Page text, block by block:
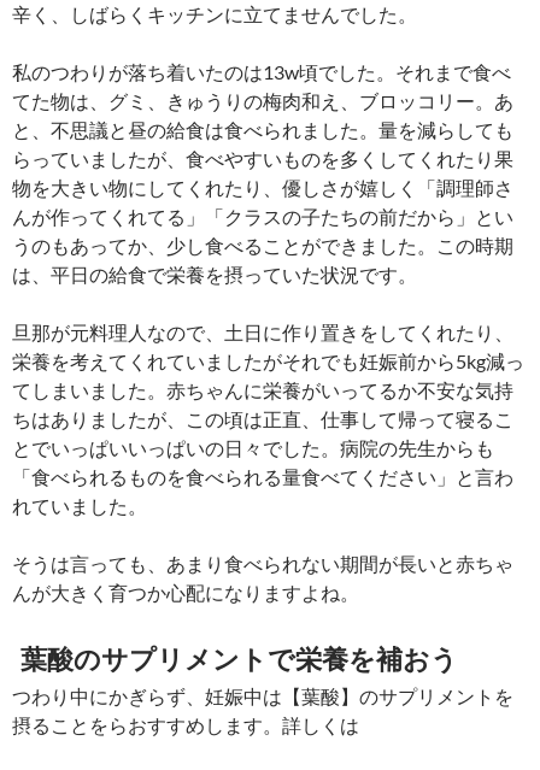
辛く、しばらくキッチンに立てませんでした。
私のつわりが落ち着いたのは13w頃でした。それまで食べ
てた物は、グミ、きゅうりの梅肉和え、ブロッコリー。あ
と、不思議と昼の給食は食べられました。量を減らしても
らっていましたが、食べやすいものを多くしてくれたり果
物を大きい物にしてくれたり、優しさが嬉しく「調理師さ
んが作ってくれてる」「クラスの子たちの前だから」とい
うのもあってか、少し食べることができました。この時期
は、平日の給食で栄養を摂っていた状況です。
旦那が元料理人なので、土日に作り置きをしてくれたり、
栄養を考えてくれていましたがそれでも妊娠前から5kg減っ
てしまいました。赤ちゃんに栄養がいってるか不安な気持
ちはありましたが、この頃は正直、仕事して帰って寝るこ
とでいっぱいいっぱいの日々でした。病院の先生からも
「食べられるものを食べられる量食べてください」と言わ
れていました。
そうは言っても、あまり食べられない期間が長いと赤ちゃ
んが大きく育つか心配になりますよね。
葉酸のサプリメントで栄養を補おう
つわり中にかぎらず、妊娠中は【葉酸】のサプリメントを
摂ることをらおすすめします。詳しくは